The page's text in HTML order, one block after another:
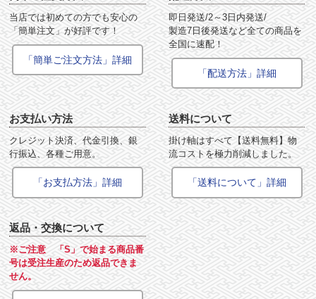
当店では初めての方でも安心の
「簡単注文」が好評です！
「簡単ご注文方法」詳細
即日発送/2～3日内発送/
製造7日後発送など全ての商品を
全国に速配！
「配送方法」詳細
お支払い方法
クレジット決済、代金引換、銀
行振込、各種ご用意。
「お支払方法」詳細
送料について
掛け軸はすべて【送料無料】物
流コストを極力削減しました。
「送料について」詳細
返品・交換について
※ご注意 「S」で始まる商品番
号は受注生産のため返品できま
せん。